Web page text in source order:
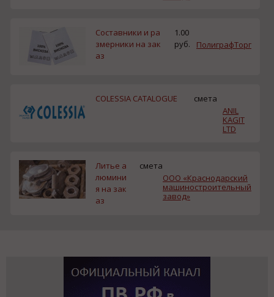
Составники и ра
змерники на зак
аз
1.00
руб.
ПолиграфТорг
COLESSIA CATALOGUE
смета
ANIL
KAGIT
LTD
Литье а
люмини
я на зак
аз
смета
ООО «Краснодарский
машиностроительный
завод»